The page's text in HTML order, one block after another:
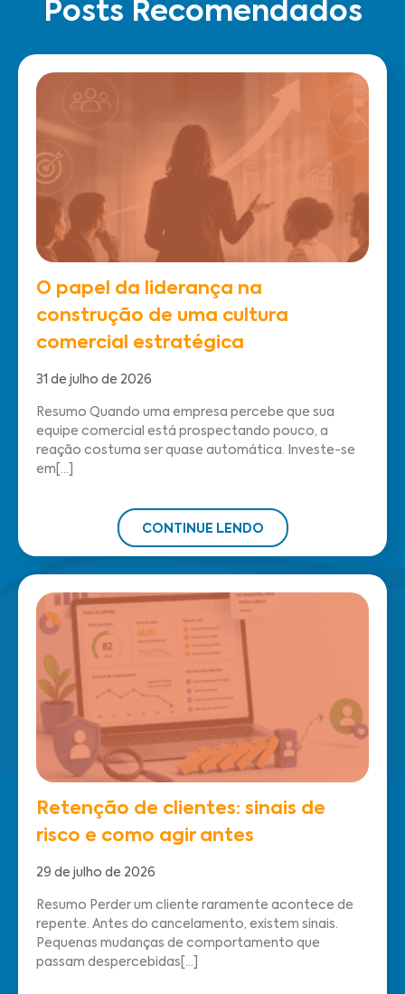
Posts Recomendados
O papel da liderança na
construção de uma cultura
comercial estratégica
31 de julho de 2026
Resumo Quando uma empresa percebe que sua
equipe comercial está prospectando pouco, a
reação costuma ser quase automática. Investe-se
em[...]
CONTINUE LENDO
Retenção de clientes: sinais de
risco e como agir antes
29 de julho de 2026
Resumo Perder um cliente raramente acontece de
repente. Antes do cancelamento, existem sinais.
Pequenas mudanças de comportamento que
passam despercebidas[...]